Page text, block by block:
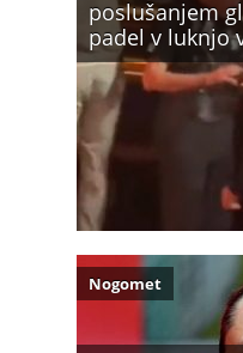
poslušanjem
padel v luknjo
Nogomet